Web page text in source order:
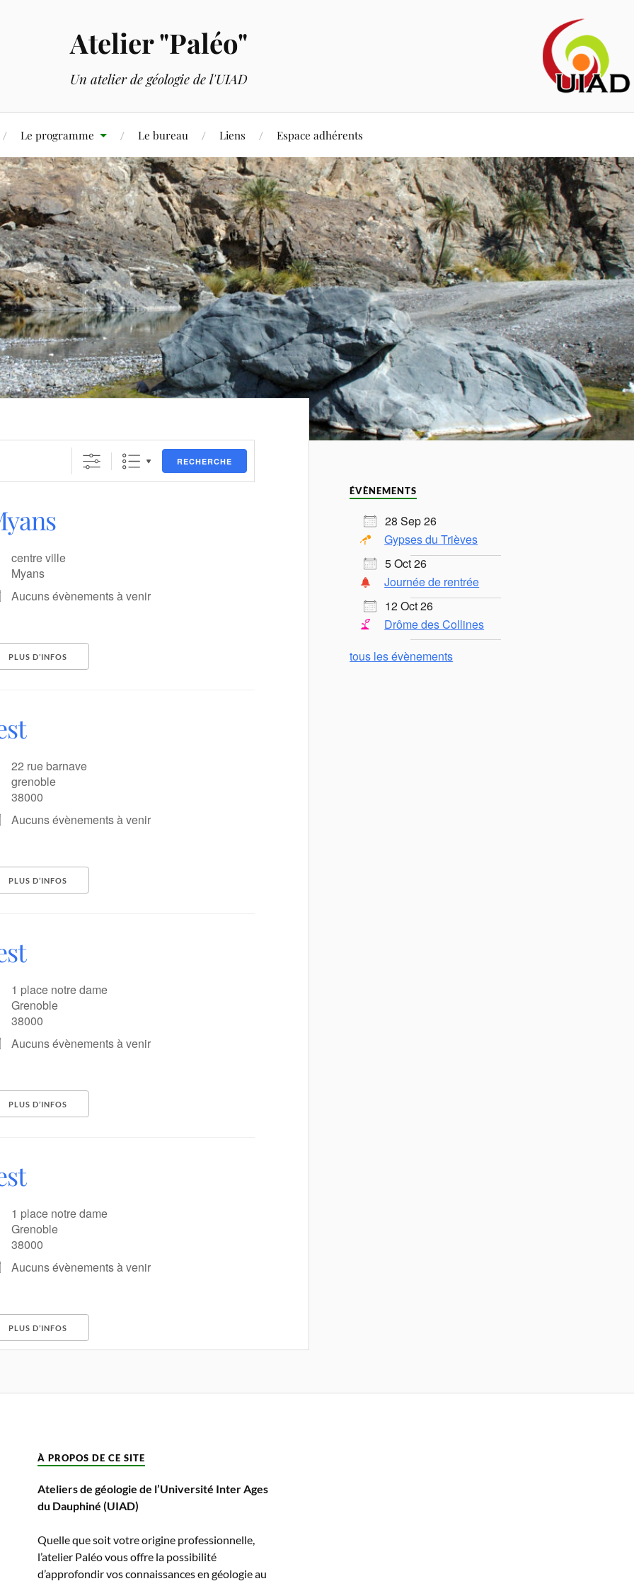
Atelier "Paléo"
Un atelier de géologie de l'UIAD
Le programme Le bureau Liens Espace adhérents
RECHERCHE
?
centre ville
Myans
Aucuns évènements à venir
PLUS D’INFOS
22 rue barnave
grenoble
38000
Aucuns évènements à venir
PLUS D’INFOS
1 place notre dame
Grenoble
38000
Aucuns évènements à venir
PLUS D’INFOS
1 place notre dame
Grenoble
38000
Aucuns évènements à venir
PLUS D’INFOS
ÉVÈNEMENTS
28 Sep 26
Gypses du Trièves
5 Oct 26
Journée de rentrée
12 Oct 26
Drôme des Collines
tous les évènements
À PROPOS DE CE SITE
Ateliers de géologie de l’Université Inter Ages
du Dauphiné (UIAD)
Quelle que soit votre origine professionnelle,
l’atelier Paléo vous offre la possibilité
d’approfondir vos connaissances en géologie au